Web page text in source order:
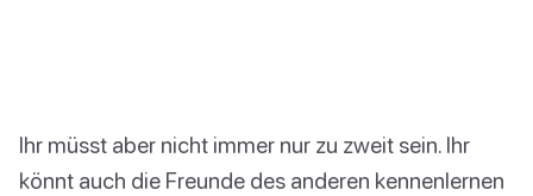
Ihr müsst aber nicht immer nur zu zweit sein. Ihr
könnt auch die Freunde des anderen kennenlernen